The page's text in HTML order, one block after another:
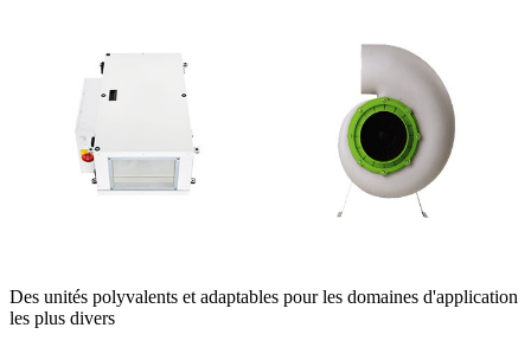
Des unités polyvalents et adaptables pour les domaines d'application
les plus divers